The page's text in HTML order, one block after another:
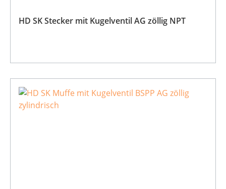
HD SK Stecker mit Kugelventil AG zöllig NPT